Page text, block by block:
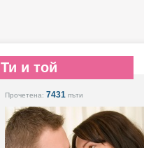
Ти и той
Прочетена: 7431 пъти